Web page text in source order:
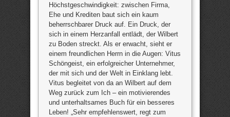
Höchstgeschwindigkeit: zwischen Firma,
Ehe und Krediten baut sich ein kaum
beherrschbarer Druck auf. Ein Druck, der
sich in einem Herzanfall entlädt, der Wilbert
zu Boden streckt. Als er erwacht, sieht er
einem freundlichen Herrn in die Augen: Vitus
Schöngeist, ein erfolgreicher Unternehmer,
der mit sich und der Welt in Einklang lebt.
Vitus begleitet von da an Wilbert auf dem
Weg zurück zum Ich – ein motivierendes
und unterhaltsames Buch für ein besseres
Leben! „Sehr empfehlenswert, regt zum